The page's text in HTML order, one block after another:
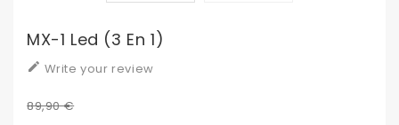
MX-1 Led (3 En 1)
 Write your review
89,90 €